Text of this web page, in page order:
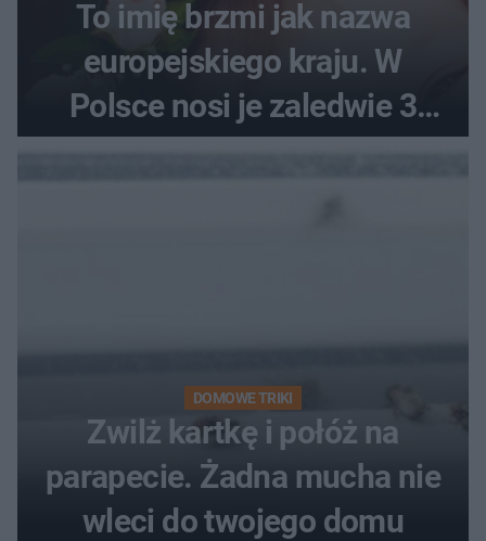
To imię brzmi jak nazwa
europejskiego kraju. W
Polsce nosi je zaledwie 3
kobiety
DOMOWE TRIKI
Zwilż kartkę i połóż na
parapecie. Żadna mucha nie
wleci do twojego domu